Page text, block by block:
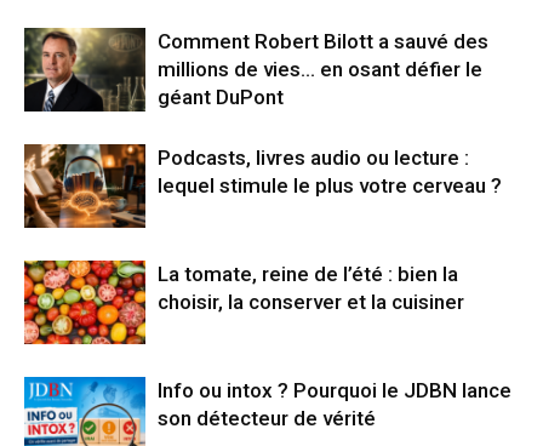
Comment Robert Bilott a sauvé des
millions de vies… en osant défier le
géant DuPont
Podcasts, livres audio ou lecture :
lequel stimule le plus votre cerveau ?
La tomate, reine de l’été : bien la
choisir, la conserver et la cuisiner
Info ou intox ? Pourquoi le JDBN lance
son détecteur de vérité